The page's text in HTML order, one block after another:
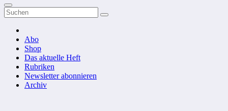
Abo
Shop
Das aktuelle Heft
Rubriken
Newsletter abonnieren
Archiv